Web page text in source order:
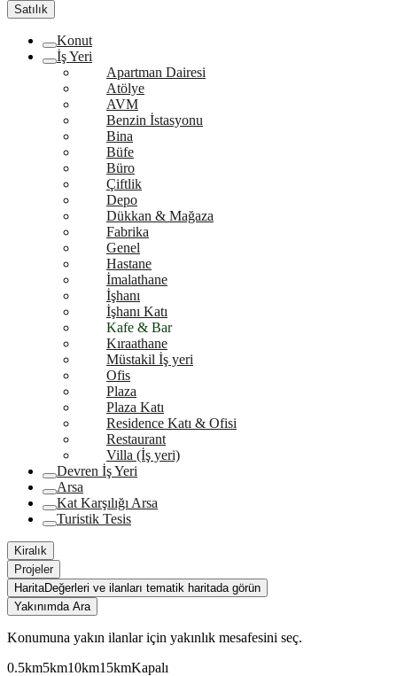
Satılık
Konut
İş Yeri
Apartman Dairesi
Atölye
AVM
Benzin İstasyonu
Bina
Büfe
Büro
Çiftlik
Depo
Dükkan & Mağaza
Fabrika
Genel
Hastane
İmalathane
İşhanı
İşhanı Katı
Kafe & Bar
Kıraathane
Müstakil İş yeri
Ofis
Plaza
Plaza Katı
Residence Katı & Ofisi
Restaurant
Villa (İş yeri)
Devren İş Yeri
Arsa
Kat Karşılığı Arsa
Turistik Tesis
Kiralık
Projeler
HaritaDeğerleri ve ilanları tematik haritada görün
Yakınımda Ara
Konumuna yakın ilanlar için yakınlık mesafesini seç.
0.5km5km10km15kmKapalı